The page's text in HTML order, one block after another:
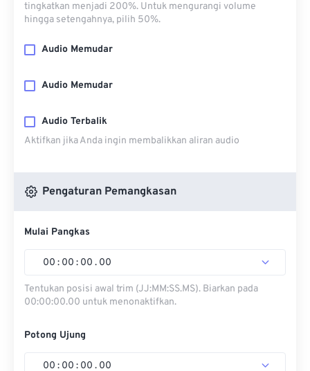
tingkatkan menjadi 200%. Untuk mengurangi volume
hingga setengahnya, pilih 50%.
Audio Memudar
Audio Memudar
Audio Terbalik
Aktifkan jika Anda ingin membalikkan aliran audio
Pengaturan Pemangkasan
Mulai Pangkas
00 : 00 : 00 . 00
Tentukan posisi awal trim (JJ:MM:SS.MS). Biarkan pada
00:00:00.00 untuk menonaktifkan.
Potong Ujung
00 : 00 : 00 . 00